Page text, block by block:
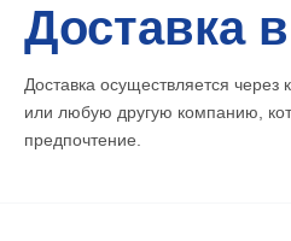
Доставка
Доставка осуществляется
или любую другую компанию,
предпочтение.